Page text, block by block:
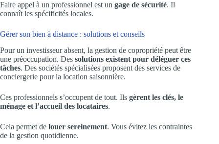
Faire appel à un professionnel est un gage de sécurité. Il
connaît les spécificités locales.
Gérer son bien à distance : solutions et conseils
Pour un investisseur absent, la gestion de copropriété peut être
une préoccupation. Des solutions existent pour déléguer ces
tâches. Des sociétés spécialisées proposent des services de
conciergerie pour la location saisonnière.
Ces professionnels s’occupent de tout. Ils gèrent les clés, le
ménage et l’accueil des locataires.
Cela permet de louer sereinement. Vous évitez les contraintes
de la gestion quotidienne.